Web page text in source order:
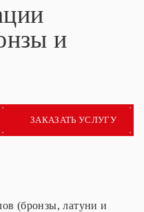
и
ЗАКАЗАТЬ УСЛУГУ
(бронзы, латуни и